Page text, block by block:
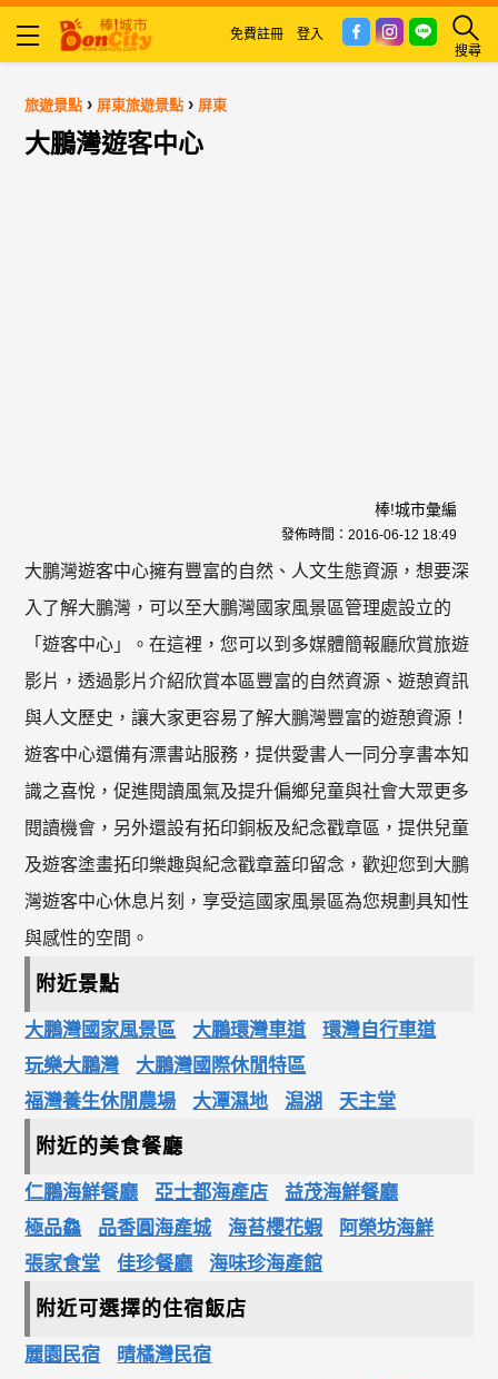
搜尋
免費註冊 登入
旅遊景點 › 屏東旅遊景點 › 屏東
大鵬灣遊客中心
棒!城市彙編
發佈時間： 2016-06-12 18:49
大鵬灣遊客中心擁有豐富的自然、人文生態資源，想要深
入了解大鵬灣，可以至大鵬灣國家風景區管理處設立的
「遊客中心」。在這裡，您可以到多媒體簡報廳欣賞旅遊
影片，透過影片介紹欣賞本區豐富的自然資源、遊憩資訊
與人文歷史，讓大家更容易了解大鵬灣豐富的遊憩資源！
遊客中心還備有漂書站服務，提供愛書人一同分享書本知
識之喜悅，促進閱讀風氣及提升偏鄉兒童與社會大眾更多
閱讀機會，另外還設有拓印銅板及紀念戳章區，提供兒童
及遊客塗畫拓印樂趣與紀念戳章蓋印留念，歡迎您到大鵬
灣遊客中心休息片刻，享受這國家風景區為您規劃具知性
與感性的空間。
附近景點
大鵬灣國家風景區 大鵬環灣車道
環灣自行車道
玩樂大鵬灣
大鵬灣國際休閒特區
福灣養生休閒農場
大潭濕地 潟湖 天主堂
附近的美食餐廳
仁鵬海鮮餐廳 亞士都海產店
益茂海鮮餐廳
極品鱻
品香圓海產城 海苔櫻花蝦
阿榮坊海鮮
張家食堂
佳珍餐廳 海味珍海產館
附近可選擇的住宿飯店
麗園民宿
晴橘灣民宿